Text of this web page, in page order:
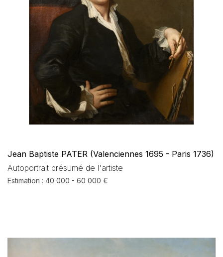
Jean Baptiste PATER (Valenciennes 1695 - Paris 1736)
Autoportrait présumé de l'artiste
Estimation : 40 000 - 60 000 €